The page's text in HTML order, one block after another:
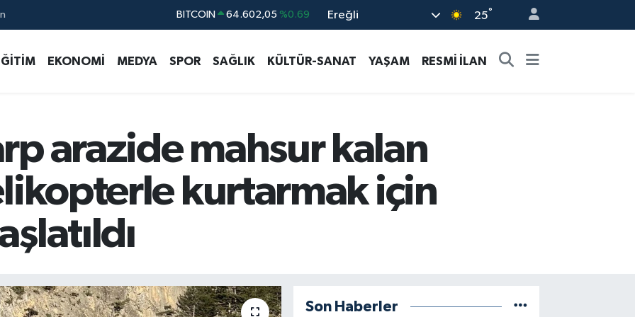
DOLAR 47,5986 %0.06
EURO 55,0700 %0.1
Ereğli 25°
EKONOMİ MEDYA SPOR SAĞLIK KÜLTÜR-SANAT YAŞAM RESMİ İLAN
arazide mahsur kalan
kurtarmak için
Son Haberler